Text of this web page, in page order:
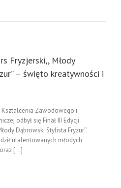
Fryzjerski,, Młody
– święto kreatywności i
Zawodowego i
odbył się Finał III Edycji
Dąbrowski Stylista Fryzur’’.
utalentowanych młodych
[...]